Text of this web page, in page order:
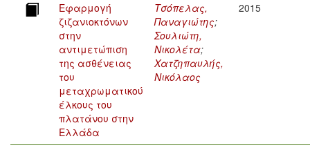
Εφαρμογή
ζιζανιοκτόνων
στην
αντιμετώπιση
της ασθένειας
του
μεταχρωματικού
έλκους του
πλατάνου στην
Ελλάδα
Τσόπελας,
Παναγιώτης;
Σουλιώτη,
Νικολέτα;
Χατζηπαυλής,
Νικόλαος
2015